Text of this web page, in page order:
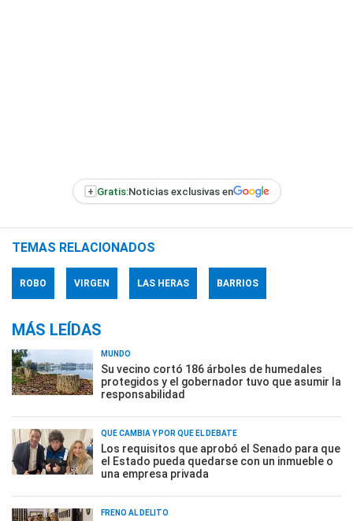
+ Gratis:Noticias exclusivas en
TEMAS RELACIONADOS
ROBO VIRGEN LAS HERAS BARRIOS
MÁS LEÍDAS
MUNDO
Su vecino cortó 186 árboles de humedales
protegidos y el gobernador tuvo que asumir la
responsabilidad
QUÉ CAMBIA Y POR QUÉ EL DEBATE
Los requisitos que aprobó el Senado para que
el Estado pueda quedarse con un inmueble o
una empresa privada
FRENO AL DELITO